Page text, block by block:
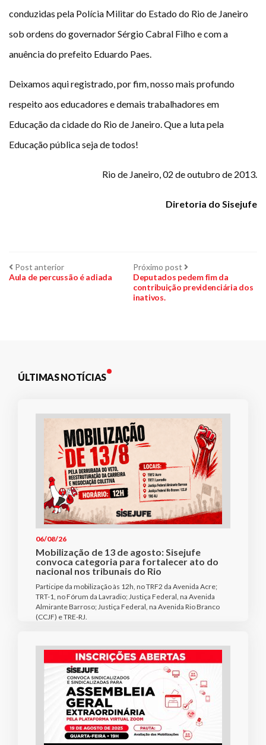
conduzidas pela Polícia Militar do Estado do Rio de Janeiro
sob ordens do governador Sérgio Cabral Filho e com a
anuência do prefeito Eduardo Paes.
Deixamos aqui registrado, por fim, nosso mais profundo
respeito aos educadores e demais trabalhadores em
Educação da cidade do Rio de Janeiro. Que a luta pela
Educação pública seja de todos!
Rio de Janeiro, 02 de outubro de 2013.
Diretoria do Sisejufe
Navegação
Post anteriorPost
anterior:
Aula de percussão é adiada
Próximo post Próximo
post:
Deputados pedem fim da
contribuição previdenciária dos
inativos.
ÚLTIMAS NOTÍCIAS
06/08/26
Mobilização de 13 de agosto: Sisejufe
convoca categoria para fortalecer ato do
nacional nos tribunais do Rio
Participe da mobilização às 12h, no TRF2 da Avenida Acre;
TRT-1, no Fórum da Lavradio; Justiça Federal, na Avenida
Almirante Barroso; Justiça Federal, na Avenida Rio Branco
(CCJF) e TRE-RJ.